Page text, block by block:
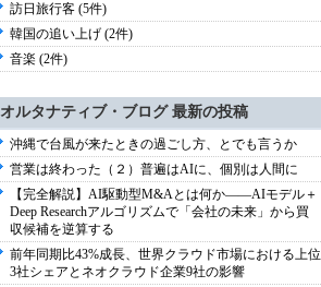
訪日旅行客 (5件)
韓国の追い上げ (2件)
音楽 (2件)
オルタナティブ・ブログ 最新の投稿
沖縄で台風が来たときの過ごし方、とでも言うか
営業は終わった（２）普遍はAIに、個別は人間に
【完全解説】AI駆動型M&Aとは何か――AIモデル＋
Deep Researchアルゴリズムで「会社の未来」から買
収候補を逆算する
前年同期比43%成長、世界クラウド市場における上位
3社シェアとネオクラウド企業9社の影響